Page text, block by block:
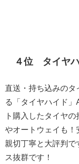
４位 タイヤ
直送・持ち込みの
る「タイヤハイド
ト購入したタイヤ
やオートウェイも！
親切丁寧と大評判で
ス抜群です！